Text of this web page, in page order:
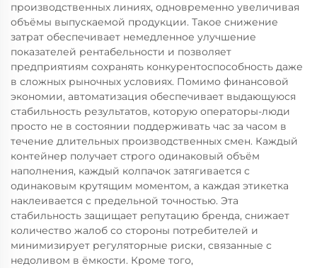
производственных линиях, одновременно увеличивая
объёмы выпускаемой продукции. Такое снижение
затрат обеспечивает немедленное улучшение
показателей рентабельности и позволяет
предприятиям сохранять конкурентоспособность даже
в сложных рыночных условиях. Помимо финансовой
экономии, автоматизация обеспечивает выдающуюся
стабильность результатов, которую операторы-люди
просто не в состоянии поддерживать час за часом в
течение длительных производственных смен. Каждый
контейнер получает строго одинаковый объём
наполнения, каждый колпачок затягивается с
одинаковым крутящим моментом, а каждая этикетка
наклеивается с предельной точностью. Эта
стабильность защищает репутацию бренда, снижает
количество жалоб со стороны потребителей и
минимизирует регуляторные риски, связанные с
недоливом в ёмкости. Кроме того,